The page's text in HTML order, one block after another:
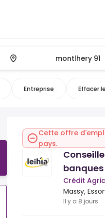
Entreprise Effacer
Cette offre
pays.
Crédit
Massy,
Il y a 8 jours